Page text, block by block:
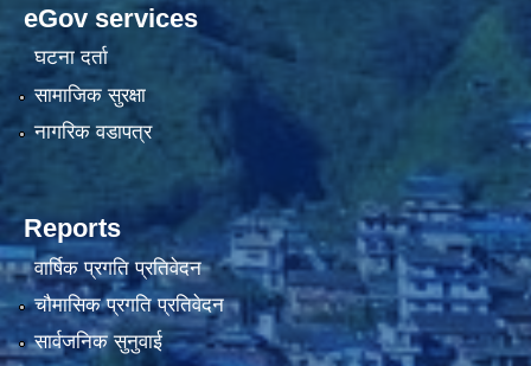
eGov services
घटना दर्ता
सामाजिक सुरक्षा
नागरिक वडापत्र
Reports
वार्षिक प्रगति प्रतिवेदन
चौमासिक प्रगति प्रतिवेदन
सार्वजनिक सुनुवाई